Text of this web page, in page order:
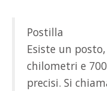
Postilla
Esiste un
chilometri e
precisi. Si